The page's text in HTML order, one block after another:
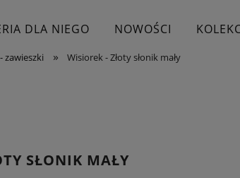
DLA NIEGO NOWOŚCI
KONTAKT PROMOCJE
zawieszki » Wisiorek - Złoty słonik mały
SŁONIK MAŁY